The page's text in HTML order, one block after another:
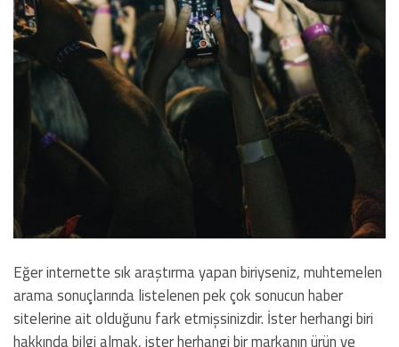
Eğer internette sık araştırma yapan biriyseniz, muhtemelen
arama sonuçlarında listelenen pek çok sonucun haber
sitelerine ait olduğunu fark etmişsinizdir. İster herhangi biri
hakkında bilgi almak, ister herhangi bir markanın ürün ve